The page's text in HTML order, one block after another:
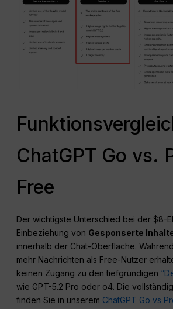
ChatGPT Go vs.
Free
Der wichtigste Unterschied bei der $8-
Einbeziehung von Gesponserte
innerhalb der Chat-Oberfläche.
mehr Nachrichten als Free-Nutzer
keinen Zugang zu den tiefgründigen
wie GPT-5.2 Pro oder o4. Die
finden Sie in unserem ChatGPT Go vs